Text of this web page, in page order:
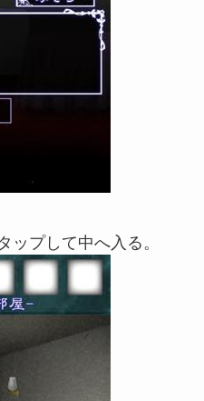
ップして中へ入る。